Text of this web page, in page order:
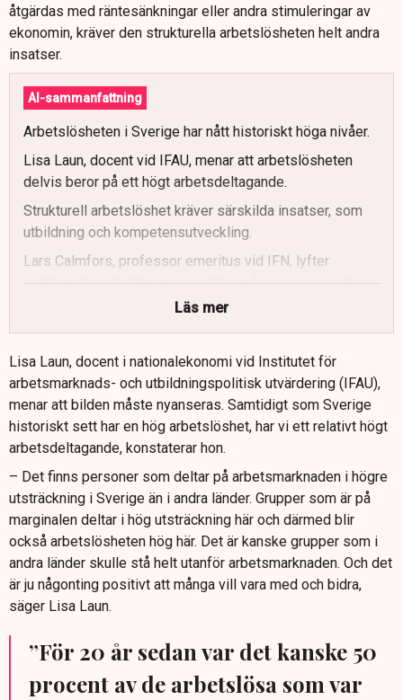
åtgärdas med räntesänkningar eller andra stimuleringar av
ekonomin, kräver den strukturella arbetslösheten helt andra
insatser.
AI-sammanfattning
Arbetslösheten i Sverige har nått historiskt höga nivåer.
Lisa Laun, docent vid IFAU, menar att arbetslösheten
delvis beror på ett högt arbetsdeltagande.
Strukturell arbetslöshet kräver särskilda insatser, som
utbildning och kompetensutveckling.
Lars Calmfors, professor emeritus vid IFN, lyfter
problemet med utdragna överklagandeprocesser och
trycker på behovet av att Arbetsförmedlingen har nära
Anna Wallén från Visita betonar vikten av ekonomiska
incitament för att förbättra arbetsmarknaden.
Emil Johansson från Arbetsförmedlingen framhåller
behovet av bättre samarbete mellan aktörer för att
minska arbetslösheten.
Läs mer
Lisa Laun, docent i nationalekonomi vid Institutet för
arbetsmarknads- och utbildningspolitisk utvärdering (IFAU),
menar att bilden måste nyanseras. Samtidigt som Sverige
historiskt sett har en hög arbetslöshet, har vi ett relativt högt
arbetsdeltagande, konstaterar hon.
– Det finns personer som deltar på arbetsmarknaden i högre
utsträckning i Sverige än i andra länder. Grupper som är på
marginalen deltar i hög utsträckning här och därmed blir
också arbetslösheten hög här. Det är kanske grupper som i
andra länder skulle stå helt utanför arbetsmarknaden. Och det
är ju någonting positivt att många vill vara med och bidra,
säger Lisa Laun.
”För 20 år sedan var det kanske 50
procent av de arbetslösa som var